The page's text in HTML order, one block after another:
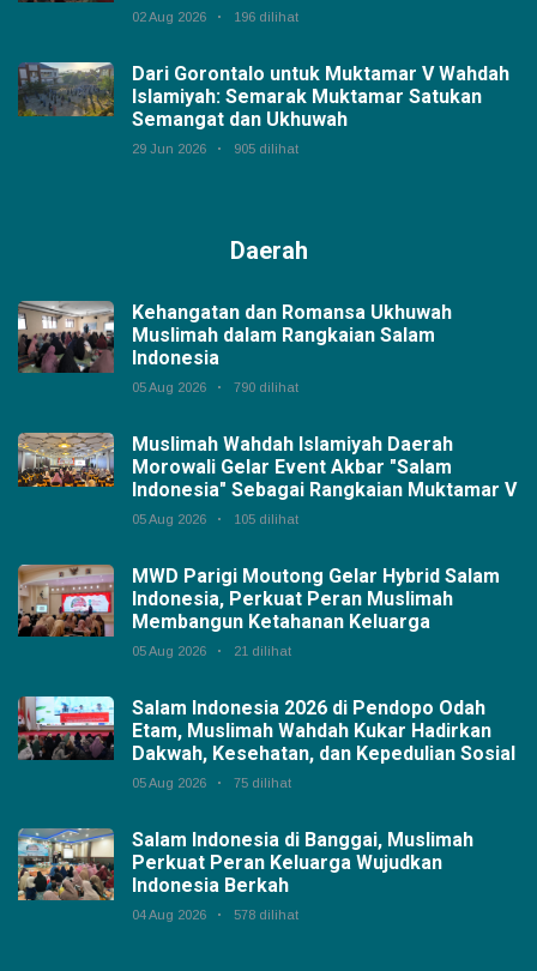
02 Aug 2026 196 dilihat
Dari Gorontalo untuk Muktamar V Wahdah
Islamiyah: Semarak Muktamar Satukan
Semangat dan Ukhuwah
29 Jun 2026 905 dilihat
Daerah
Kehangatan dan Romansa Ukhuwah
Muslimah dalam Rangkaian Salam
Indonesia
05 Aug 2026 790 dilihat
Muslimah Wahdah Islamiyah Daerah
Morowali Gelar Event Akbar "Salam
Indonesia" Sebagai Rangkaian Muktamar V
05 Aug 2026 105 dilihat
MWD Parigi Moutong Gelar Hybrid Salam
Indonesia, Perkuat Peran Muslimah
Membangun Ketahanan Keluarga
05 Aug 2026 21 dilihat
Salam Indonesia 2026 di Pendopo Odah
Etam, Muslimah Wahdah Kukar Hadirkan
Dakwah, Kesehatan, dan Kepedulian Sosial
05 Aug 2026 75 dilihat
Salam Indonesia di Banggai, Muslimah
Perkuat Peran Keluarga Wujudkan
Indonesia Berkah
04 Aug 2026 578 dilihat